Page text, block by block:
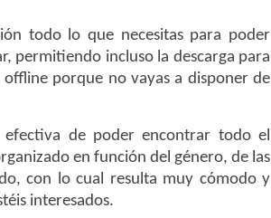
todo lo que necesitas para poder
permitiendo incluso la descarga para
offline porque no vayas a disponer de
de poder encontrar todo el
en función del género, de las
con lo cual resulta muy cómodo y
interesados.